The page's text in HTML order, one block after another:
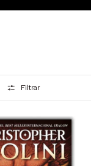
Filtrar